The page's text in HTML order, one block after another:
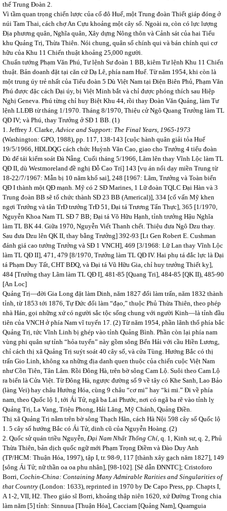
thế Trung Đoàn 2.
Vì tầm quan trọng chiến lược của cố đô Huế, một Trung đoàn Thiết giáp đóng ở
núi Tam Thai, cách chợ An Cựu khoảng một cây số. Ngoài ra, còn có lực lượng
Địa phương quân, Nghĩa quân, Xây dựng Nông thôn và Cảnh sát của hai Tiểu
khu Quảng Trị, Thừa Thiên. Nói chung, quân số chính qui và bán chính qui cơ
hữu của Khu 11 Chiến thuật khoảng 25,000 người.
Chuẩn tướng Phạm Văn Phú, Tư lệnh Sư đoàn 1 BB, kiêm Tư lệnh Khu 11 Chiến
thuật. Bản doanh đặt tại căn cứ Dạ Lê, phía nam Huế. Từ năm 1954, khi còn là
một trung úy trẻ nhất của Tiểu đoàn 5 Dù Việt Nam tại Điện Biên Phủ, Phạm Văn
Phú được đặc cách Đại úy, bị Việt Minh bắt và chỉ được phóng thích sau Hiệp
Nghị Geneva. Phú từng chỉ huy Biệt Khu 44, rồi thay Đoàn Văn Quảng, làm Tư
lệnh LLĐB từ tháng 1/1970. Tháng 8/1970, Thiệu cử Ngô Quang Trưởng làm TL
QĐ IV; và Phú, thay Trưởng ở SĐ 1 BB. (1)
1. Jeffrey J. Clarke,Advice and Support: The Final Years, 1965-1973
(Washington: GPO, 1988), pp. 117, 138-143 [cuộc hành quân giải tỏa Huế
19/5/1966, HĐLĐQG cách chức Huỳnh Văn Cao, giao cho Trưởng 4 tiểu đoàn
Dù để tái kiểm soát Đà Nẵng. Cuối tháng 5/1966, Lãm lên thay Vĩnh Lộc làm TL
QĐ II, dù Westmoreland đề nghị Đỗ Cao Trí] 143 [vụ án nổi dạy miền Trung từ
18-22/7/1967: Mẫn bị 10 năm khổ sai], 248 [1967: Lãm, Trưởng và Toàn biến
QĐ I thành một QĐ mạnh. Mỹ có 2 SĐ Marines, 1 Lữ đoàn TQLC Đại Hàn và 3
Trung đoàn BB sẽ tổ chức thành SĐ 23 BB (Americal)], 334 [cố vấn Mỹ khen
ngợi Trưởng và tân TrĐ trưởng TrĐ 51, Đại tá Trương Tấn Thực], 365 [1/1970,
Nguyễn Khoa Nam TL SĐ 7 BB; Đại tá Võ Hữu Hạnh, tỉnh trưởng Hậu Nghĩa
làm TL BK 44. Giữa 1970, Nguyễn Viết Thanh chết. Thiệu đưa Ngô Dzu thay.
Sau đưa Dzu lên QK II, thay bằng Trưởng] 392-93 [Lt Gen Robert E. Cushman
đánh giá cao tướng Trưởng và SĐ 1 VNCH], 469 [3/1968: Lữ Lan thay Vĩnh Lộc
làm TL QĐ II], 471, 479 [8/1970, Trưởng làm TL QĐ IV. Hai phụ tá đắc lực là Đại
tá Phạm Duy Tất, CHT BĐQ, và Đại tá Vũ Hữu Gia, chỉ huy trưởng Thiết kỵ],
484 [Trưởng thay Lãm làm TL QĐ I], 481-85 [Quang Tri], 484-85 [QK II), 485-90
[An Loc]
Quảng Trị—đời Gia Long đặt làm Dinh, năm 1827 đổi làm trấn, năm 1832 thành
tỉnh, từ 1853 tới 1876, Tự Đức đổi làm “đạo,” thuộc Phủ Thừa Thiên, theo phép
nhà Hán, gọi những xứ có người sắc tộc sống chung với người Kinh—là tỉnh đầu
tiên của VNCH ở phía Nam vĩ tuyến 17. (2) Từ năm 1954, phần lãnh thổ phía bắc
Quảng Trị, tức Vĩnh Linh bị ghép vào tỉnh Quảng Bình. Phần còn lại phía nam
vùng phi quân sự tỉnh “hỏa tuyến” này gồm sông Bến Hải với cầu Hiền Lương,
chỉ cách thị xã Quảng Trị suýt soát 40 cây số, và cửa Tùng. Hướng Bắc có thị
trấn Gio Linh, không xa những địa danh quen thuộc của chiến cuộc Việt Nam
như Cồn Tiên, Tân Lâm. Rồi Đông Hà, trên bờ sông Cam Lộ. Suôi theo Cam Lộ
ra biển là Cửa Việt. Từ Đông Hà, ngược đường số 9 về tây có Khe Sanh, Lao Bảo
(làng Vei) hay châu Hướng Hóa, cùng 9 châu “cơ mi” hay “ki mi.” Đi về phía
nam, theo Quốc lộ 1, tới Ái Tử, ngã ba Lai Phước, nơi có ngã ba rẽ vào tỉnh lỵ
Quảng Trị, La Vang, Triệu Phong, Hải Lăng, Mỹ Chánh, Quảng Điền.
Thị xã Quảng Trị nằm trên bờ sông Thạch Hãn, cách Hà Nội 598 cây số Quốc lộ
1. 5 cây số hướng Bắc có Ái Tử, dinh cũ của Nguyễn Hoàng. (2)
2. Quốc sử quán triều Nguyễn, Đại Nam Nhất Thống Chí, q. 1, Kinh sư, q. 2, Phủ
Thừa Thiên, bản dịch quốc ngữ mới Phạm Trọng Điềm và Đào Duy Anh
(TP/HCM: Thuận Hóa, 1997), tập I, tr. 98-9, 117 [thành xây gạch năm 1827], 149
[sông Ái Tử; nữ thần oa oa phu nhân], [98-102]. [Sẽ dẫn ĐNNTC]; Cristoforo
Borri, Cochin-China: Containing Many Admirable Rarities and Singularities of
that Country (London: 1633), reprinted in 1970 by De Capo Press, pp. Chapts I,
A 1-2, VII, H2. Theo giáo sĩ Borri, khoảng thập niên 1620, xứ Đường Trong chia
làm năm [5] tỉnh: Sinnuua [Thuận Hóa], Cacciam [Quảng Nam], Quamguia